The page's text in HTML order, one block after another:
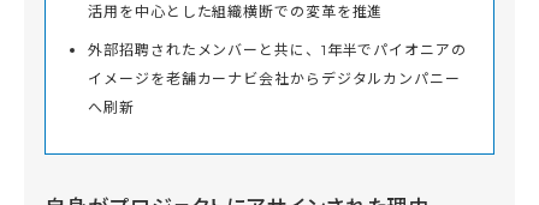
活用を中心とした組織横断での変革を推進
外部招聘されたメンバーと共に、1年半でパイオニアの
イメージを老舗カーナビ会社からデジタルカンパニー
へ刷新